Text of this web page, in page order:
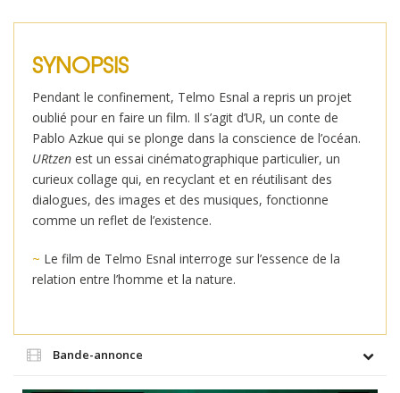
SYNOPSIS
Pendant le confinement, Telmo Esnal a repris un projet
oublié pour en faire un film. Il s’agit d’UR, un conte de
Pablo Azkue qui se plonge dans la conscience de l’océan.
URtzen est un essai cinématographique particulier, un
curieux collage qui, en recyclant et en réutilisant des
dialogues, des images et des musiques, fonctionne
comme un reflet de l’existence.
~ Le film de Telmo Esnal interroge sur l’essence de la
relation entre l’homme et la nature.
Bande-annonce